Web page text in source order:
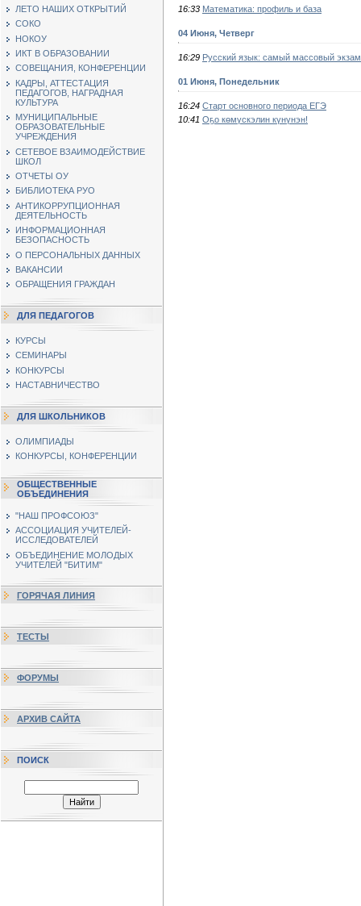
ЛЕТО НАШИХ ОТКРЫТИЙ
СОКО
НОКОУ
ИКТ В ОБРАЗОВАНИИ
СОВЕЩАНИЯ, КОНФЕРЕНЦИИ
КАДРЫ, АТТЕСТАЦИЯ
ПЕДАГОГОВ, НАГРАДНАЯ
КУЛЬТУРА
МУНИЦИПАЛЬНЫЕ
ОБРАЗОВАТЕЛЬНЫЕ
УЧРЕЖДЕНИЯ
СЕТЕВОЕ ВЗАИМОДЕЙСТВИЕ
ШКОЛ
ОТЧЕТЫ ОУ
БИБЛИОТЕКА РУО
АНТИКОРРУПЦИОННАЯ
ДЕЯТЕЛЬНОСТЬ
ИНФОРМАЦИОННАЯ
БЕЗОПАСНОСТЬ
О ПЕРСОНАЛЬНЫХ ДАННЫХ
ВАКАНСИИ
ОБРАЩЕНИЯ ГРАЖДАН
ДЛЯ ПЕДАГОГОВ
КУРСЫ
СЕМИНАРЫ
КОНКУРСЫ
НАСТАВНИЧЕСТВО
ДЛЯ ШКОЛЬНИКОВ
ОЛИМПИАДЫ
КОНКУРСЫ, КОНФЕРЕНЦИИ
ОБЩЕСТВЕННЫЕ
ОБЪЕДИНЕНИЯ
"НАШ ПРОФСОЮЗ"
АССОЦИАЦИЯ УЧИТЕЛЕЙ-
ИССЛЕДОВАТЕЛЕЙ
ОБЪЕДИНЕНИЕ МОЛОДЫХ
УЧИТЕЛЕЙ "БИТИМ"
ГОРЯЧАЯ ЛИНИЯ
ТЕСТЫ
ФОРУМЫ
АРХИВ САЙТА
ПОИСК
16:33 Математика: профиль и база
04 Июня, Четверг
16:29 Русский язык: самый массовый
01 Июня, Понедельник
16:24 Старт основного периода ЕГЭ
10:41 Оҕо көмүскэлин күнүнэн!